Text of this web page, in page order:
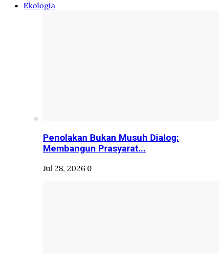
Ekologia
Penolakan Bukan Musuh Dialog:
Membangun Prasyarat...
Jul 28, 2026 0